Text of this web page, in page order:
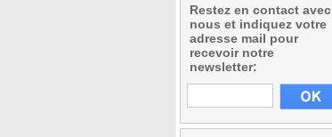
Restez en contact avec
nous et indiquez votre
adresse mail pour
recevoir notre
newsletter: